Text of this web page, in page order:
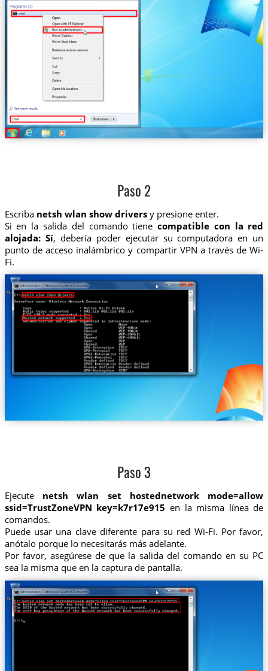
Paso 2
Escriba netsh wlan show driversy presione enter.
Si en la salida del comando tienecompatible con la red
alojada: Sí, debería poder ejecutar su computadora en un
punto de acceso inalámbrico y compartir VPN a través de Wi-
Fi.
Paso 3
Ejecute netsh wlan set hostednetwork mode=allow
ssid=TrustZoneVPN key=k7r17e915 en la misma línea de
comandos.
Puede usar una clave diferente para su red Wi-Fi. Por favor,
anótalo porque lo necesitarás más adelante.
Por favor, asegúrese de que la salida del comando en su PC
sea la misma que en la captura de pantalla.